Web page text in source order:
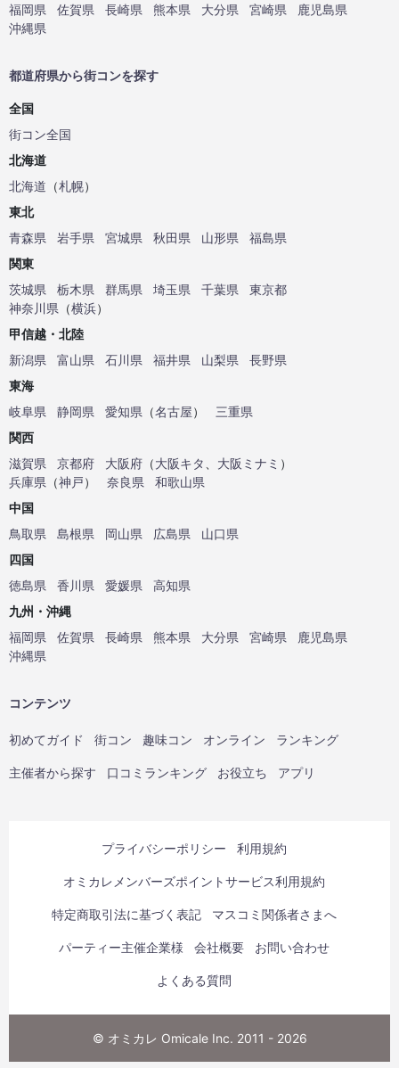
福岡県
佐賀県 長崎県 熊本県 大分県 宮崎県
鹿児島県
沖縄県
都道府県から街コンを探す
全国
街コン全国
北海道
北海道 （札幌）
東北
青森県
岩手県 宮城県 秋田県 山形県
福島県
関東
茨城県
栃木県 群馬県 埼玉県 千葉県
東京都
神奈川県 （横浜）
甲信越・北陸
新潟県
富山県 石川県 福井県 山梨県
長野県
東海
岐阜県
静岡県 愛知県 （名古屋）
三重県
関西
滋賀県
京都府 大阪府 （大阪キタ 大阪ミナミ ）
兵庫県 （神戸） 奈良県
和歌山県
中国
鳥取県
島根県 岡山県 広島県
山口県
四国
徳島県
香川県 愛媛県
高知県
九州・沖縄
福岡県
佐賀県 長崎県 熊本県 大分県 宮崎県
鹿児島県
沖縄県
コンテンツ
初めてガイド 街コン 趣味コン オンライン ランキング
主催者から探す 口コミランキング お役立ち アプリ
プライバシーポリシー 利用規約
オミカレメンバーズポイントサービス利用規約
特定商取引法に基づく表記 マスコミ関係者さまへ
パーティー主催企業様 会社概要 お問い合わせ
よくある質問
© オミカレ Omicale Inc. 2011 - 2026